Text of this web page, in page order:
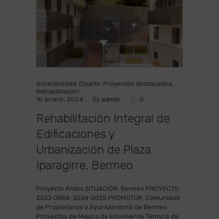
Accesibilidad, Diseño, Proyectos destacados,
Rehabilitación
10 enero, 2024
By admin 0
Rehabilitación Integral de
Edificaciones y
Urbanización de Plaza
Iparagirre, Bermeo
Proyecto Antes SITUACIÓN: Bermeo PROYECTO:
2023 OBRA: 2024-2025 PROMOTOR: Comunidad
de Propietarios y Ayuntamiento de Bermeo
Proyectos de Mejora de Envolvente Térmica de